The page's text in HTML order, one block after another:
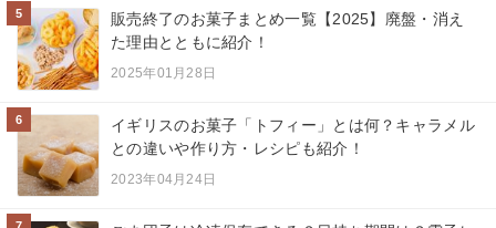
5
販売終了のお菓子まとめ一覧【2025】廃盤・消え
た理由とともに紹介！
2025年01月28日
6
イギリスのお菓子「トフィー」とは何？キャラメル
との違いや作り方・レシピも紹介！
2023年04月24日